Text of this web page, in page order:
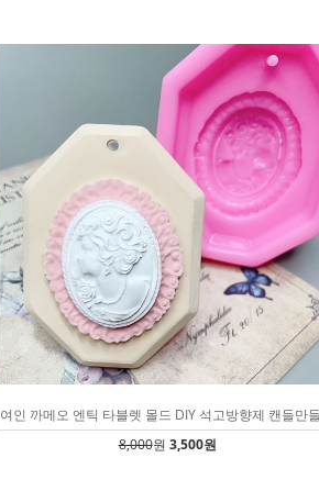
여인 까메오 엔틱 타블렛 몰드 DIY 석고방향제 캔들만
8,000원 3,500원